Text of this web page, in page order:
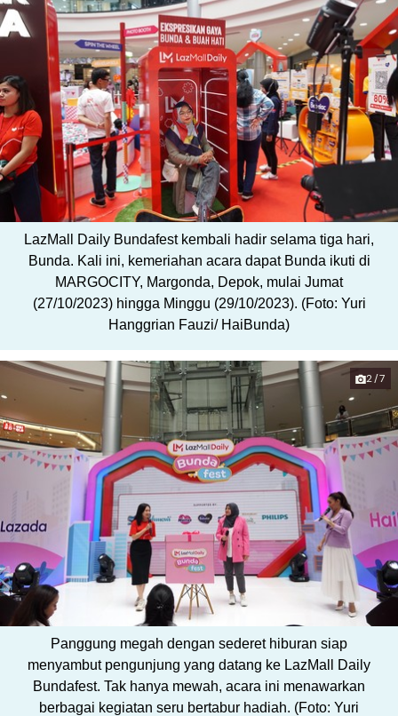
LazMall Daily Bundafest kembali hadir selama tiga hari,
Bunda. Kali ini, kemeriahan acara dapat Bunda ikuti di
MARGOCITY, Margonda, Depok, mulai Jumat
(27/10/2023) hingga Minggu (29/10/2023). (Foto: Yuri
Hanggrian Fauzi/ HaiBunda)
2/7
Panggung megah dengan sederet hiburan siap
menyambut pengunjung yang datang ke LazMall Daily
Bundafest. Tak hanya mewah, acara ini menawarkan
berbagai kegiatan seru bertabur hadiah. (Foto: Yuri